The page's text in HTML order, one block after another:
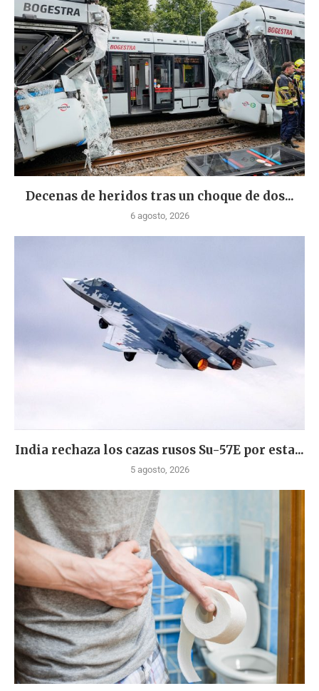
Decenas de heridos tras un choque de dos...
6 agosto, 2026
India rechaza los cazas rusos Su-57E por esta...
5 agosto, 2026